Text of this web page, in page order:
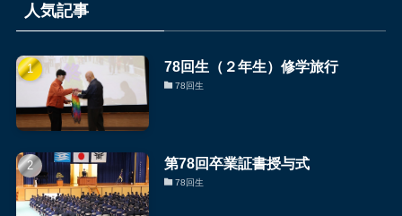
ー
別
の
NEWS
事
人気記事
78回生（２年生）修学旅行
78回生
第78回卒業証書授与式
78回生